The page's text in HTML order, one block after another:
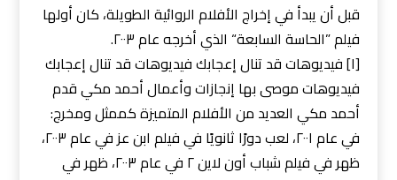
قبل أن يبدأ في إخراج الأفلام الروائية الطويلة، كان أولها
فيلم ”الحاسة السابعة“ الذي أخرجه عام ٢٠٠٣.
[١] فيديوهات قد تنال إعجابك فيديوهات قد تنال إعجابك
فيديوهات موصى بها إنجازات وأعمال أحمد مكي قدم
أحمد مكي العديد من الأفلام المتميزة كممثل ومخرج:
في عام ٢٠٠١، لعب دورًا ثانويًا في فيلم ابن عز في عام ٢٠٠٣،
ظهر في فيلم شباب أون لاين ٢ في عام ٢٠٠٣، ظهر في